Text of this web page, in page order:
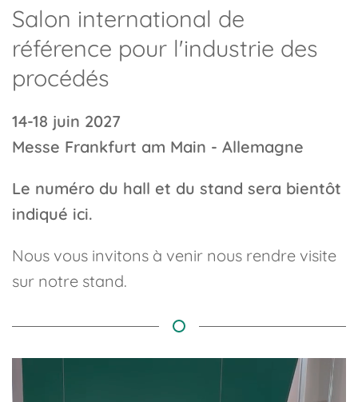
Salon international de
référence pour l'industrie des
procédés
14-18 juin 2027
Messe Frankfurt am Main - Allemagne
Le numéro du hall et du stand sera bientôt
indiqué ici.
Nous vous invitons à venir nous rendre visite
sur notre stand.